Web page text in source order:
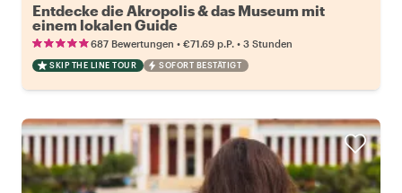
Entdecke die Akropolis & das Museum mit
einem lokalen Guide
687 Bewertungen • €71.69 p.P. • 3 Stunden
SKIP THE LINE TOUR SOFORT BESTÄTIGT